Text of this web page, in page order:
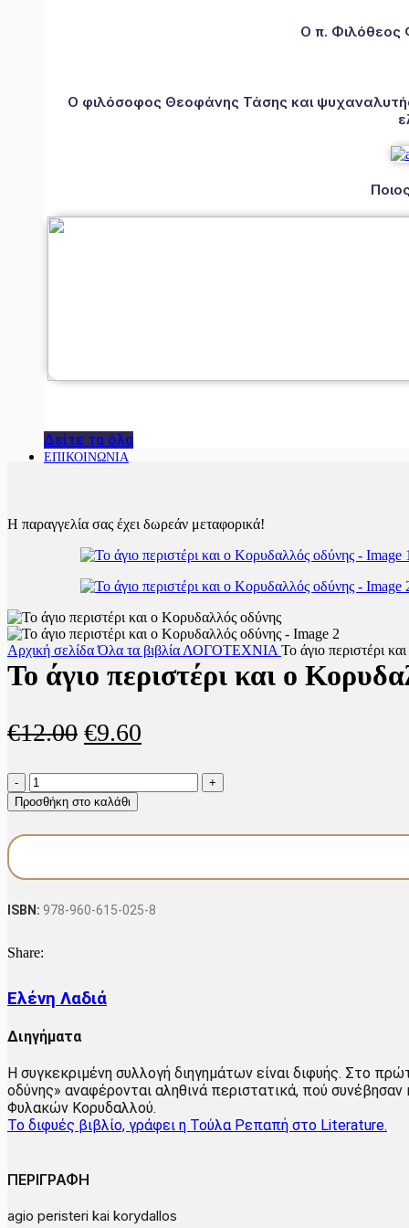
Ο π. Φιλόθεος
Ο φιλόσοφος Θεοφάνης Τάσης και
Δείτε τα όλα
ΕΠΙΚΟΙΝΩΝΙΑ
Η παραγγελία σας έχει δωρεάν μεταφορικά!
Αρχική σελίδαΌλα τα βιβλία ΛΟΓΟΤΕΧΝΙΑ Το άγιο περιστέρι
Το άγιο περιστέρι και ο
€12.00 Original
was:
€12.00.
€9.60
τιμή
Το
άγιο
περιστέρι
οδύνης
Προσθήκη στο καλάθι
ISBN: 978-960-615-025-8
Share:
Ελένη Λαδιά
Διηγήματα
H συγκεκριμένη συλλογή διηγημάτων είναι διφυής. Στο
οδύνης» αναφέρονται αληθινά περιστατικά, πού
Φυλακών Κορυδαλλού.
Το διφυές βιβλίο, γράφει η Τούλα Ρεπαπή στο Literature.
ΠΕΡΙΓΡΑΦΗ
agio peristeri kai korydallos